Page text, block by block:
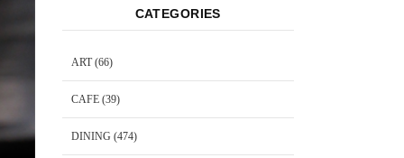
CATEGORIES
ART(66)
CAFE(39)
DINING (474)